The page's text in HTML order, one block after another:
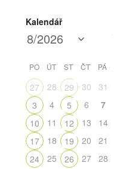
Kalendář
PO ÚT ST ČT PÁ
27 28 29 30 31
3
4 5 6 7
10
11 12 13 14
17
18 19 20 21
24
25 26 27 28